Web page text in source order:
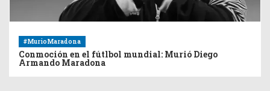
#MurioMaradona
Conmoción en el fútlbol mundial: Murió Diego
Armando Maradona